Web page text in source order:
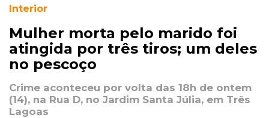
Interior
Mulher morta pelo marido foi
atingida por três tiros; um deles
no pescoço
Crime aconteceu por volta das 18h de ontem
(14), na Rua D, no Jardim Santa Júlia, em Três
Lagoas